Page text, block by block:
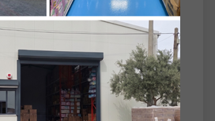
dokusu sayesinde ciltte
oluşturarak cildin
Uygun: Bebeklerin narin cildi
Ciltte koruyucu bir tabaka